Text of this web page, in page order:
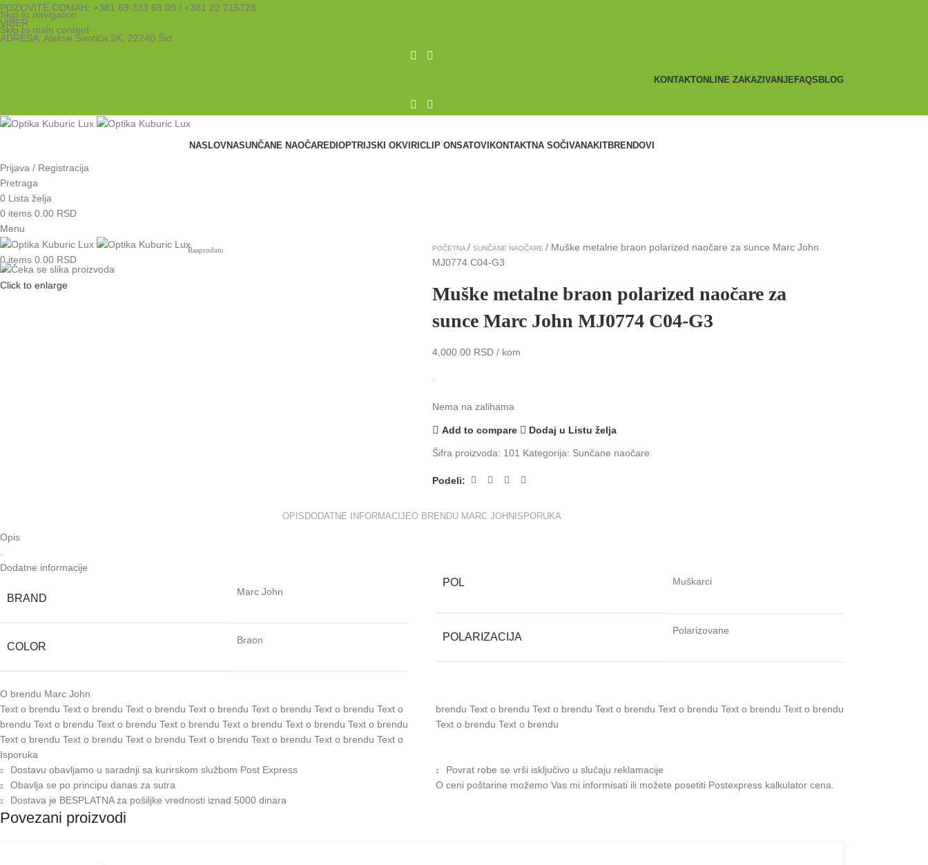
Skip to navigation
Skip to main content
POZOVITE ODMAH: +381 69 333 68 09 / +381 22 715728
VIBER
ADRESA: Alekse Šantića 2K, 22240 Šid
KONTAKTONLINE ZAKAZIVANJE FAQS BLOG
NASLOVNASUNČANE NAOČARE DIOPTRIJSKI OKVIRI CLIP ONSATOVI KONTAKTNA SOČIVANAKITBRENDOVI
Prijava / Registracija
Pretraga
0 Lista želja
0 items 0.00 RSD
Menu
0items 0.00 RSD
Rasprodato
Click to enlarge
POČETNA SUNČANE NAOČARE
Muške metalne braon polarized naočare za sunce Marc John
MJ0774 C04-G3
Muške metalne braon polarized naočare za
sunce Marc John MJ0774 C04-G3
4,000.00 RSD/ kom
.
Nema na zalihama
Add to compare Dodaj u Listu želja
Šifra proizvoda: 101 Kategorija: Sunčane naočare
Podeli:
OPIS DODATNE INFORMACIJEO BRENDU MARC JOHN ISPORUKA
Opis
.
Dodatne informacije
BRAND
Marc John
COLOR
Braon
POL Muškarci
POLARIZACIJA
Polarizovane
O brendu Marc John
Text o brendu Text o brendu Text o brendu Text o brendu Text o brendu Text o brendu Text o
brendu Text o brendu Text o brendu Text o brendu Text o brendu Text o brendu Text o brendu
Text o brendu Text o brendu Text o brendu Text o brendu Text o brendu Text o brendu Text o
brendu Text o brendu Text o brendu Text o brendu Text o brendu Text o brendu Text o brendu
Text o brendu Text o brendu
Isporuka
Dostavu obavljamo u saradnji sa kurirskom službom Post Express
Obavlja se po principu danas za sutra
Dostava je BESPLATNA za pošiljke vrednosti iznad 5000 dinara
Povrat robe se vrši isključivo u slučaju reklamacije
O ceni poštarine možemo Vas mi informisati ili možete posetiti Postexpress kalkulator cena
Povezani proizvodi